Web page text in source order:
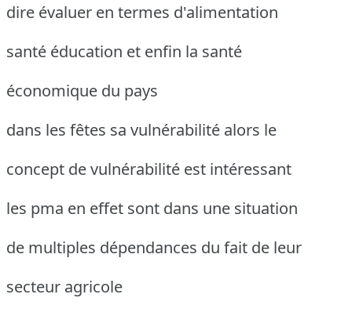
dire évaluer en termes d'alimentation
santé éducation et enfin la santé
économique du pays
dans les fêtes sa vulnérabilité alors le
concept de vulnérabilité est intéressant
les pma en effet sont dans une situation
de multiples dépendances du fait de leur
secteur agricole